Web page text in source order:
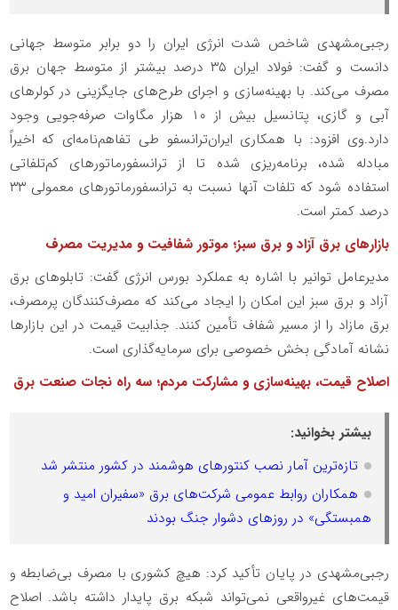
رجبی‌مشهدی شاخص شدت انرژی ایران را دو برابر متوسط جهانی
دانست و گفت: فولاد ایران ۳۵ درصد بیشتر از متوسط جهان برق
مصرف می‌کند. با بهینه‌سازی و اجرای طرح‌های جایگزینی در کولرهای
آبی و گازی، پتانسیل بیش از ۱۰ هزار مگاوات صرفه‌جویی وجود
دارد.وی افزود: با همکاری ایران‌ترانسفو طی تفاهم‌نامه‌ای که اخیراً
مبادله شده، برنامه‌ریزی شده تا از ترانسفورماتورهای کم‌تلفاتی
استفاده شود که تلفات آنها نسبت به ترانسفورماتورهای معمولی ۳۳
درصد کمتر است.
بازارهای برق آزاد و برق سبز؛ موتور شفافیت و مدیریت مصرف
مدیرعامل توانیر با اشاره به عملکرد بورس انرژی گفت: تابلوهای برق
آزاد و برق سبز این امکان را ایجاد می‌کند که مصرف‌کنندگان پرمصرف،
برق مازاد را از مسیر شفاف تأمین کنند. جذابیت قیمت در این بازارها
نشانه آمادگی بخش خصوصی برای سرمایه‌گذاری است.
اصلاح قیمت، بهینه‌سازی و مشارکت مردم؛ سه راه نجات صنعت برق
بیشتر بخوانید:
تازه‌ترین آمار نصب کنتورهای هوشمند در کشور منتشر شد
همکاران روابط عمومی‌ شرکت‌های برق «سفیران امید و
همبستگی» در روزهای دشوار جنگ بودند
رجبی‌مشهدی در پایان تأکید کرد: هیچ کشوری با مصرف بی‌ضابطه و
قیمت‌های غیرواقعی نمی‌تواند شبکه برق پایدار داشته باشد. اصلاح